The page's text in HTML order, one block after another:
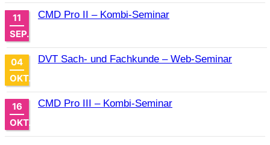
11
SEP.
CMD Pro II – Kombi-Seminar
04
OKT.
DVT Sach- und Fachkunde – Web-Seminar
16
OKT.
CMD Pro III – Kombi-Seminar